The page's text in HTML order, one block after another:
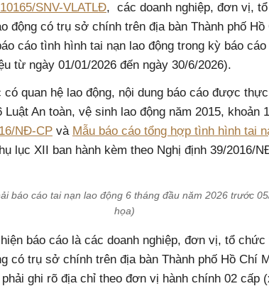
SNV-VLATLĐ, các doanh nghiệp, đơn vị,
động có trụ sở chính trên địa bàn Thành phố Hồ
cáo tình hình tai nạn lao động trong kỳ báo cáo
từ ngày 01/01/2026 đến ngày 30/6/2026).
quan hệ lao động, nội dung báo cáo được
Luật An toàn, vệ sinh lao động năm 2015, khoản
NĐ-CP và Mẫu báo cáo tổng hợp tình hình tai
lục XII ban hành kèm theo Nghị định 39/2016/
báo cáo tai nạn lao động 6 tháng đầu năm 2026 trước
họa)
báo cáo là các doanh nghiệp, đơn vị, tổ chức
có trụ sở chính trên địa bàn Thành phố Hồ Chí
ghi rõ địa chỉ theo đơn vị hành chính 02 cấp